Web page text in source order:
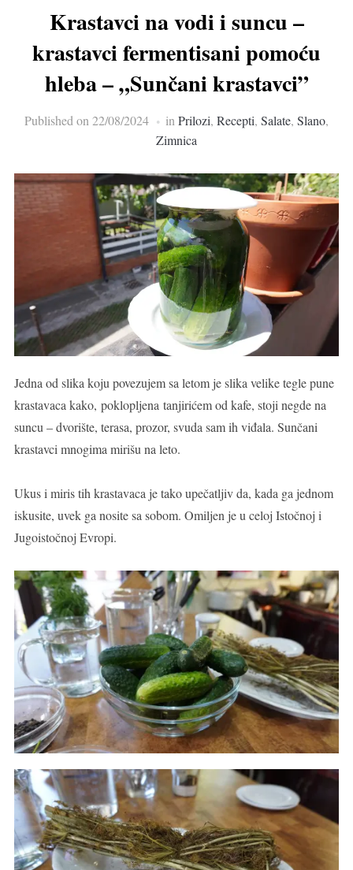
Krastavci na vodi i suncu –
krastavci fermentisani pomoću
hleba – „Sunčani krastavci”
Published on 22/08/2024 in Prilozi, Recepti, Salate, Slano,
Zimnica
Jedna od slika koju povezujem sa letom je slika velike tegle pune
krastavaca kako, poklopljena tanjirićem od kafe, stoji negde na
suncu – dvorište, terasa, prozor, svuda sam ih viđala. Sunčani
krastavci mnogima mirišu na leto.
Ukus i miris tih krastavaca je tako upečatljiv da, kada ga jednom
iskusite, uvek ga nosite sa sobom. Omiljen je u celoj Istočnoj i
Jugoistočnoj Evropi.